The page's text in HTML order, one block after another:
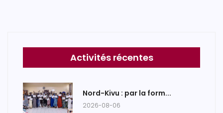
Activités récentes
Nord-Kivu : par la form...
2026-08-06